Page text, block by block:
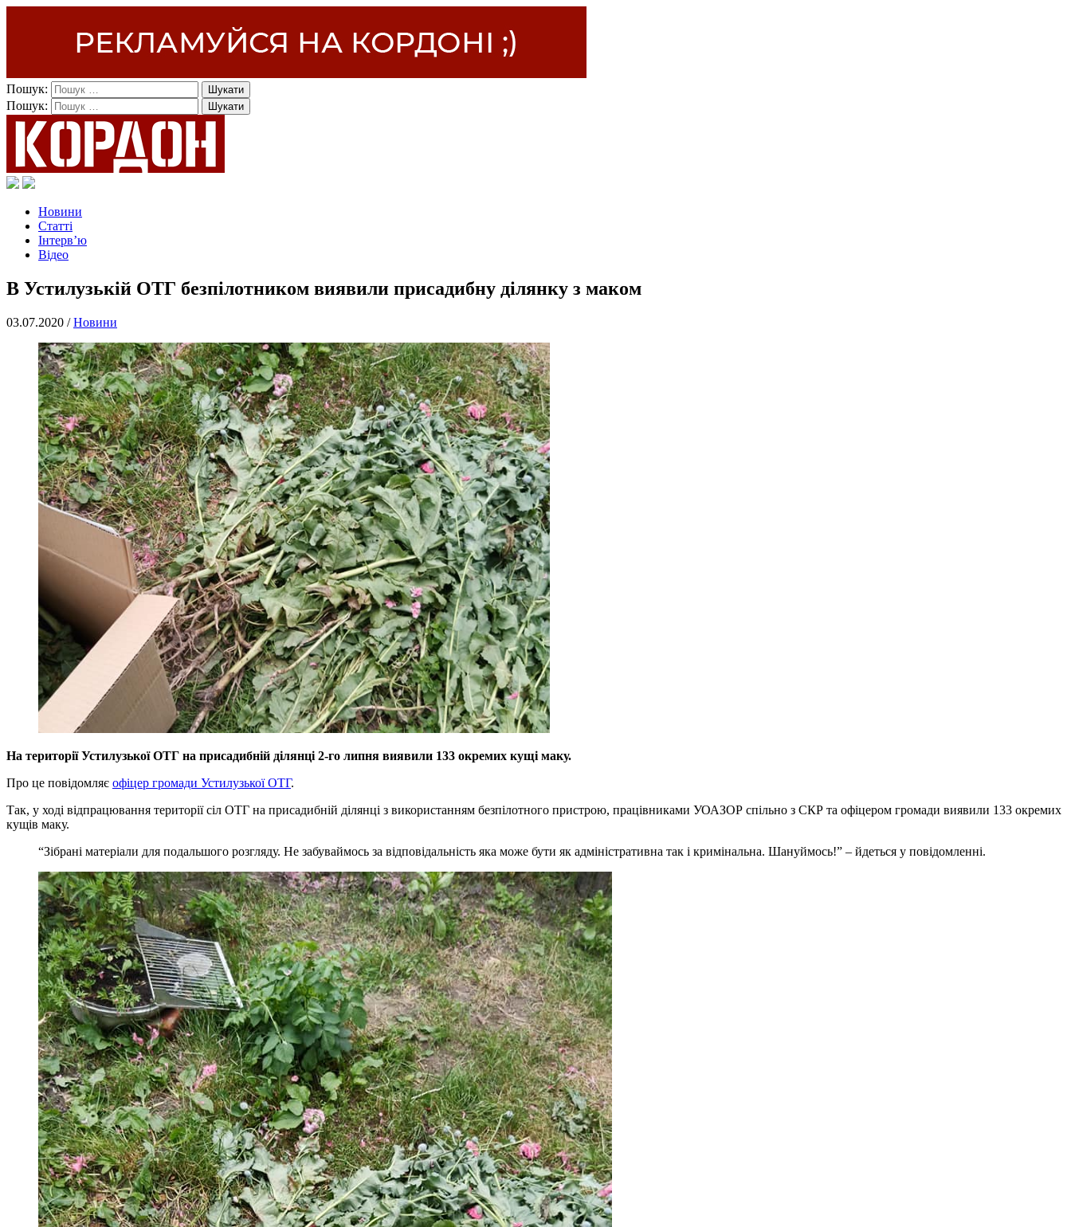
Пошук:
Пошук:
Новини
Статті
Інтерв’ю
Відео
В Устилузькій ОТГ безпілотником виявили присадибну ділянку з маком
03.07.2020 /Новини
На території Устилузької ОТГ на присадибній ділянці 2-го липня виявили 133 окремих кущі маку.
Про це повідомляє офіцер громади Устилузької ОТГ.
Так, у ході відпрацювання території сіл ОТГ на присадибній ділянці з використанням безпілотного пристрою, працівниками УОАЗОР спільно з СКР та офіцером громади виявили 133 окремих
кущів маку.
“Зібрані матеріали для подальшого розгляду. Не забуваймось за відповідальність яка може бути як адміністративна так і кримінальна. Шануймось!” – йдеться у повідомленні.